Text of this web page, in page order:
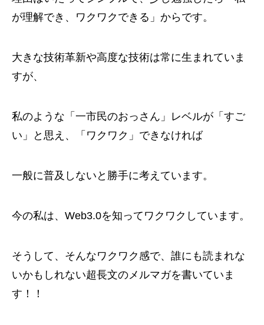
が理解でき、ワクワクできる」からです。
大きな技術革新や高度な技術は常に生まれていま
すが、
私のような「一市民のおっさん」レベルが「すご
い」と思え、「ワクワク」できなければ
一般に普及しないと勝手に考えています。
今の私は、Web3.0を知ってワクワクしています。
そうして、そんなワクワク感で、誰にも読まれな
いかもしれない超長文のメルマガを書いていま
す！！